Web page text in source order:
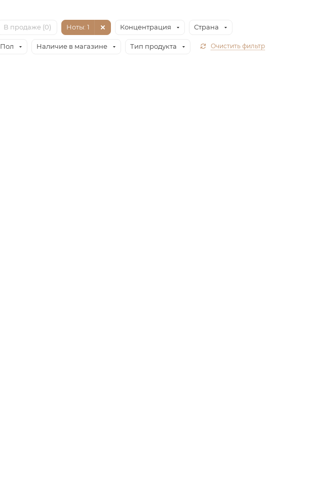
В продаже (0) Ноты: 1 Концентрация Страна
Пол Наличие в магазине Тип продукта Очистить фильтр